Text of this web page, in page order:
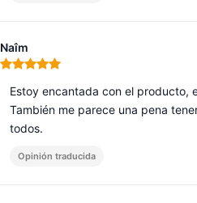
Naîm
Nota: 5 de 5
Estoy encantada con el producto,
También me parece una pena
todos.
Opinión traducida